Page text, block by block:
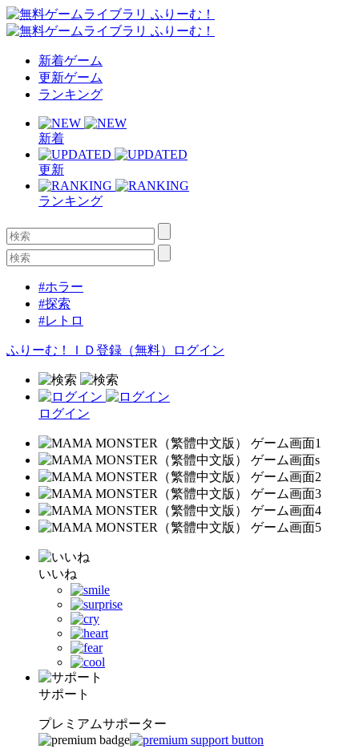
新着ゲーム
更新ゲーム
ランキング
新着
更新
ランキング
#ホラー
#探索
#レトロ
ふりーむ！ＩＤ登録（無料） ログイン
ログイン
いいね
サポート
プレミアムサポーター